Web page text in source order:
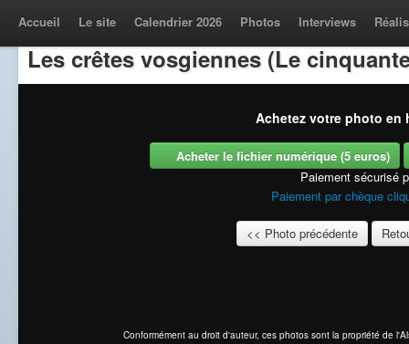
Accueil Le site Calendrier 2026 Photos Interviews
Les crêtes vosgiennes (Le
Achetez votre photo en
Acheter le fichier numérique (5 euros)
Paiement sécurisé
Paiement par chèque
<< Photo précédente
Conformément au droit d'auteur, ces photos sont la propriété de